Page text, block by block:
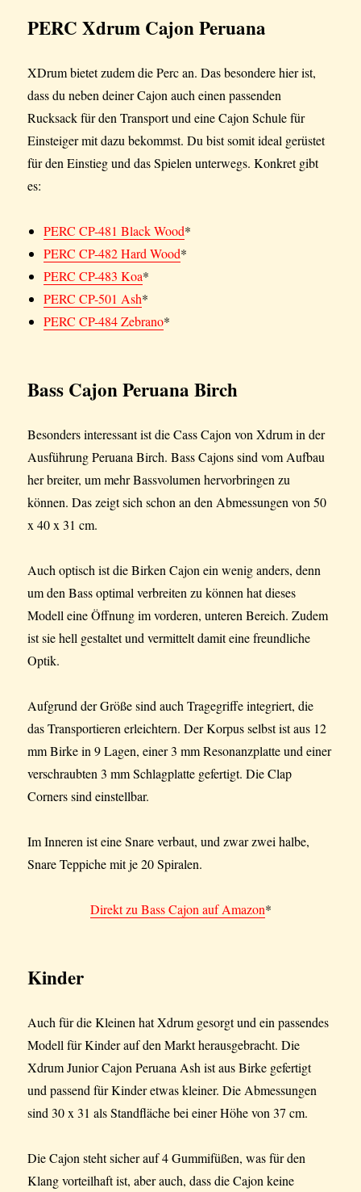
PERC Xdrum Cajon Peruana
XDrum bietet zudem die Perc an. Das besondere hier ist,
dass du neben deiner Cajon auch einen passenden
Rucksack für den Transport und eine Cajon Schule für
Einsteiger mit dazu bekommst. Du bist somit ideal gerüstet
für den Einstieg und das Spielen unterwegs. Konkret gibt
es:
PERC CP-481 Black Wood*
PERC CP-482 Hard Wood*
PERC CP-483 Koa*
PERC CP-501 Ash*
PERC CP-484 Zebrano*
Bass Cajon Peruana Birch
Besonders interessant ist die Cass Cajon von Xdrum in der
Ausführung Peruana Birch. Bass Cajons sind vom Aufbau
her breiter, um mehr Bassvolumen hervorbringen zu
können. Das zeigt sich schon an den Abmessungen von 50
x 40 x 31 cm.
Auch optisch ist die Birken Cajon ein wenig anders, denn
um den Bass optimal verbreiten zu können hat dieses
Modell eine Öffnung im vorderen, unteren Bereich. Zudem
ist sie hell gestaltet und vermittelt damit eine freundliche
Optik.
Aufgrund der Größe sind auch Tragegriffe integriert, die
das Transportieren erleichtern. Der Korpus selbst ist aus 12
mm Birke in 9 Lagen, einer 3 mm Resonanzplatte und einer
verschraubten 3 mm Schlagplatte gefertigt. Die Clap
Corners sind einstellbar.
Im Inneren ist eine Snare verbaut, und zwar zwei halbe,
Snare Teppiche mit je 20 Spiralen.
Direkt zu Bass Cajon auf Amazon*
Kinder
Auch für die Kleinen hat Xdrum gesorgt und ein passendes
Modell für Kinder auf den Markt herausgebracht. Die
Xdrum Junior Cajon Peruana Ash ist aus Birke gefertigt
und passend für Kinder etwas kleiner. Die Abmessungen
sind 30 x 31 als Standfläche bei einer Höhe von 37 cm.
Die Cajon steht sicher auf 4 Gummifüßen, was für den
Klang vorteilhaft ist, aber auch, dass die Cajon keine